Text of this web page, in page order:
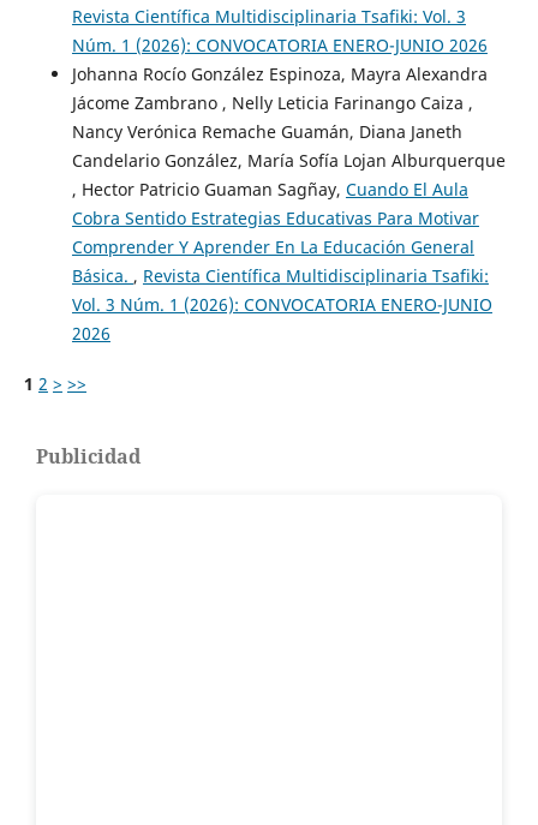
Revista Científica Multidisciplinaria Tsafiki: Vol. 3
Núm. 1 (2026): CONVOCATORIA ENERO-JUNIO 2026
Johanna Rocío González Espinoza, Mayra Alexandra
Jácome Zambrano , Nelly Leticia Farinango Caiza ,
Nancy Verónica Remache Guamán, Diana Janeth
Candelario González, María Sofía Lojan Alburquerque
, Hector Patricio Guaman Sagñay, Cuando El Aula
Cobra Sentido Estrategias Educativas Para Motivar
Comprender Y Aprender En La Educación General
Básica. , Revista Científica Multidisciplinaria Tsafiki:
Vol. 3 Núm. 1 (2026): CONVOCATORIA ENERO-JUNIO
2026
1 2 > >>
Publicidad